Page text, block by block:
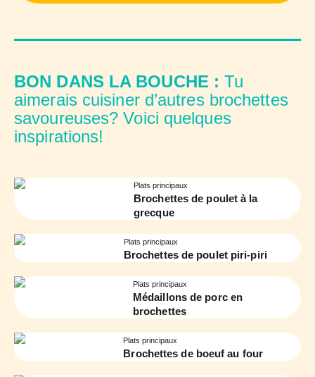
BON DANS LA BOUCHE : Tu
aimerais cuisiner d’autres brochettes
savoureuses? Voici quelques
inspirations!
Plats principaux
Brochettes de poulet à la
grecque
Plats principaux
Brochettes de poulet piri-piri
Plats principaux
Médaillons de porc en
brochettes
Plats principaux
Brochettes de boeuf au four